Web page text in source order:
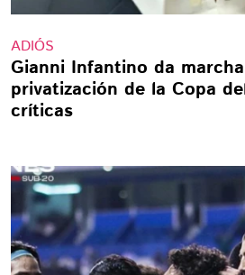
ADIÓS
Gianni Infantino da
privatización de la Copa
críticas